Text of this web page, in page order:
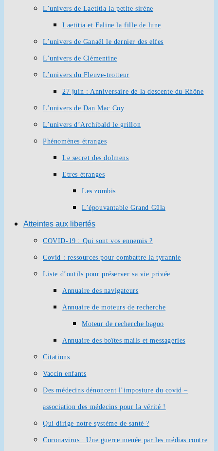
L’univers de Laetitia la petite sirène
Laetitia et Faline la fille de lune
L’univers de Ganaël le dernier des elfes
L’univers de Clémentine
L’univers du Fleuve-trotteur
27 juin : Anniversaire de la descente du Rhône
L’univers de Dan Mac Coy
L’univers d’Archibald le grillon
Phénomènes étranges
Le secret des dolmens
Etres étranges
Les zombis
L’épouvantable Grand Gûla
Atteintes aux libertés
COVID-19 : Qui sont vos ennemis ?
Covid : ressources pour combattre la tyrannie
Liste d’outils pour préserver sa vie privée
Annuaire des navigateurs
Annuaire de moteurs de recherche
Moteur de recherche bagoo
Annuaire des boîtes mails et messageries
Citations
Vaccin enfants
Des médecins dénoncent l’imposture du covid –
association des médecins pour la vérité !
Qui dirige notre système de santé ?
Coronavirus : Une guerre menée par les médias contre